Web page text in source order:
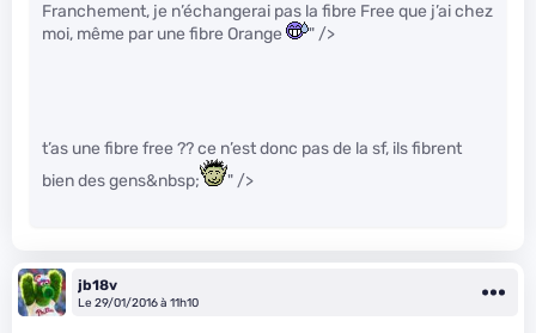
Franchement, je n’échangerai pas la fibre Free que j’ai chez
moi, même par une fibre Orange
" />
t’as une fibre free ?? ce n’est donc pas de la sf, ils fibrent
bien des gens&nbsp;
" />
jb18v
Le 29/01/2016 à 11h10